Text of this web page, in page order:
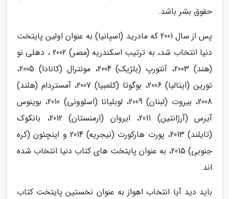
حقوق بشر باشد.
پس از سال 2001 که مادرید (اسپانیا) به عنوان اولین پایتخت
دنیا انتخاب شد، به ترتیب اسکندریه (مصر) 2002 ، دهلی نو
(هند) 2003، آنتورپ (بلژیک) 2004، مونترال (کانادا) 2005،
تورین (ایتالیا) 2006، بوگوتا (کلمبیا) 2007، آمستردام (هلند)
2008، بیروت (لبنان) 2009، لوبلیانا (اسلوونی) 2010، بوینوس
آیرس (آرژانتین) 2011، ایروان (ارمنستان) 2012، بانکوک
(تایلند) 2013، پورت هارکورت (نیجریه) 2014 و اینچئون (کره
جنوبی) 2015، به عنوان پایتخت های کتاب دنیا انتخاب شده
اند.
باید دید آیا انتخاب اهواز به عنوان نخستین پایتخت کتاب